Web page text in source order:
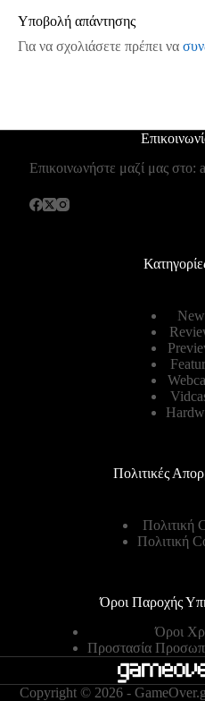
Υποβολή απάντησης
Για να σχολιάσετε πρέπει να
Επικοινωνήστε μαζί μας
Πολιτικές
Πολιτική
Πολιτική
Όροι Παροχής
Όροι
Προστασία
Copyright © 2026 -